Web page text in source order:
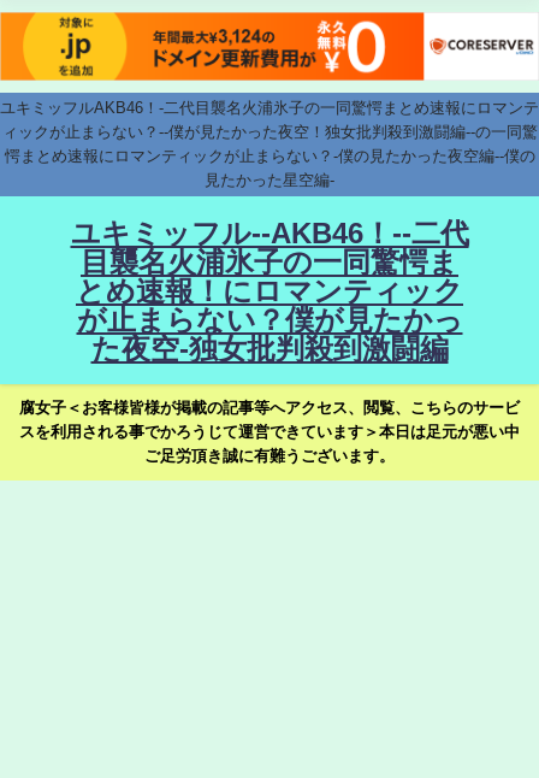
ユキミッフルAKB46！-二代目襲名火浦氷子の一同驚愕まとめ速報にロマンテ
ィックが止まらない？--僕が見たかった夜空！独女批判殺到激闘編--の一同驚
愕まとめ速報にロマンティックが止まらない？-僕の見たかった夜空編--僕の
見たかった星空編-
ユキミッフル--AKB46！--二代
目襲名火浦氷子の一同驚愕ま
とめ速報！にロマンティック
が止まらない？僕が見たかっ
た夜空-独女批判殺到激闘編
腐女子＜お客様皆様が掲載の記事等へアクセス、閲覧、こちらのサービ
スを利用される事でかろうじて運営できています＞本日は足元が悪い中
ご足労頂き誠に有難うございます。